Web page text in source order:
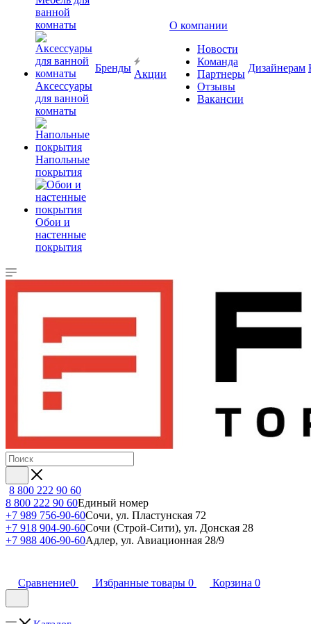
ванной
комнаты
Аксессуары
для ванной
комнаты
Напольные
покрытия
Обои и
настенные
покрытия
Бренды
Акции
О компании
Новости
Команда
Партнеры
Отзывы
Вакансии
Дизайнерам
8 800 222 90 60
8 800 222 90 60Единый номер
+7 989 756-90-60Сочи, ул. Пластунская 72
+7 918 904-90-60Сочи (Строй-Сити), ул. Донская 28
+7 988 406-90-60Адлер, ул. Авиационная 28/9
Сравнение0 Избранные товары 0 Корзина 0